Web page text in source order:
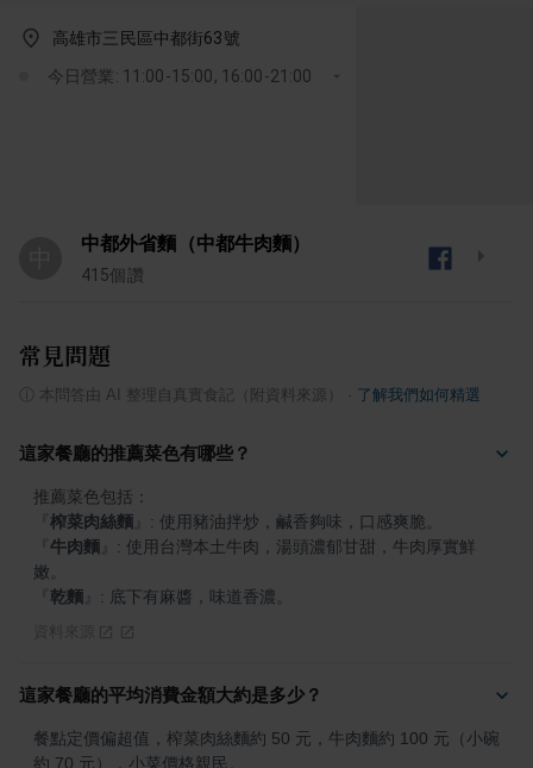
高雄市三民區中都街63號
今日營業: 11:00-15:00, 16:00-21:00
中都外省麵（中都牛肉麵）
415個讚
常見問題
本問答由 AI 整理自真實食記（附資料來源） 了解我們如何精選
這家餐廳的推薦菜色有哪些？
榨菜肉絲麵
牛肉麵
: 使用台灣本土牛肉，湯頭濃郁甘甜，牛肉厚實鮮
乾麵 : 底下有麻醬，味道香濃。
這家餐廳的平均消費金額大約是多少？
餐點定價偏超值，榨菜肉絲麵約 50 元，牛肉麵約 100 元（小碗
約 70 元），小菜價格親民。